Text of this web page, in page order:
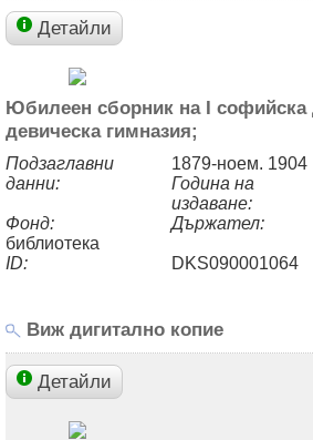
Детайли
Юбилеен сборник на I софийска
девическа гимназия;
Подзаглавни
данни:
1879-ноем. 1904
Година на
издаване:
Фонд:
Държател:
библиотека
ID:
DKS090001064
Виж дигитално копие
Детайли